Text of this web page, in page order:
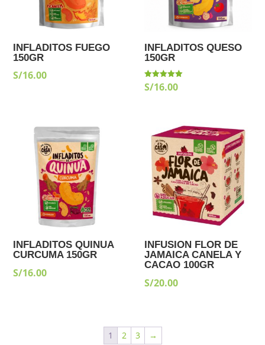
INFLADITOS FUEGO
150GR
S/16.00
INFLADITOS QUESO
150GR
Valorado
con
S/16.00
INFLADITOS QUINUA
CURCUMA 150GR
S/16.00
INFUSION FLOR DE
JAMAICA CANELA Y
CACAO 100GR
S/20.00
1 2 3 →